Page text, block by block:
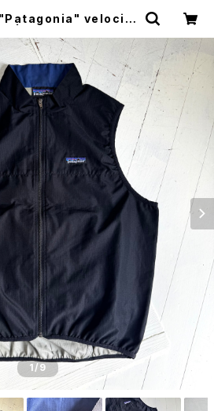
"Patagonia" velocity
1/9